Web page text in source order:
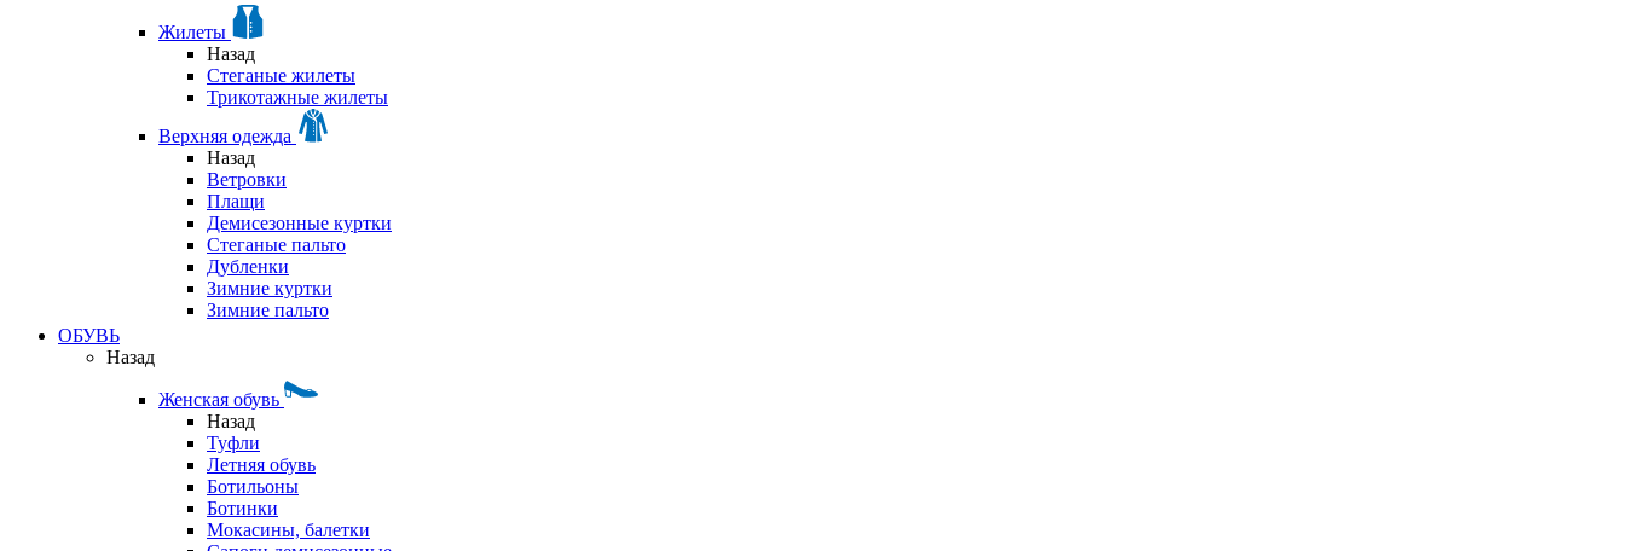
Жилеты
Назад
Стеганые жилеты
Трикотажные жилеты
Верхняя одежда
Назад
Ветровки
Плащи
Демисезонные куртки
Стеганые пальто
Дубленки
Зимние куртки
Зимние пальто
ОБУВЬ
Назад
Женская обувь
Назад
Туфли
Летняя обувь
Ботильоны
Ботинки
Мокасины, балетки